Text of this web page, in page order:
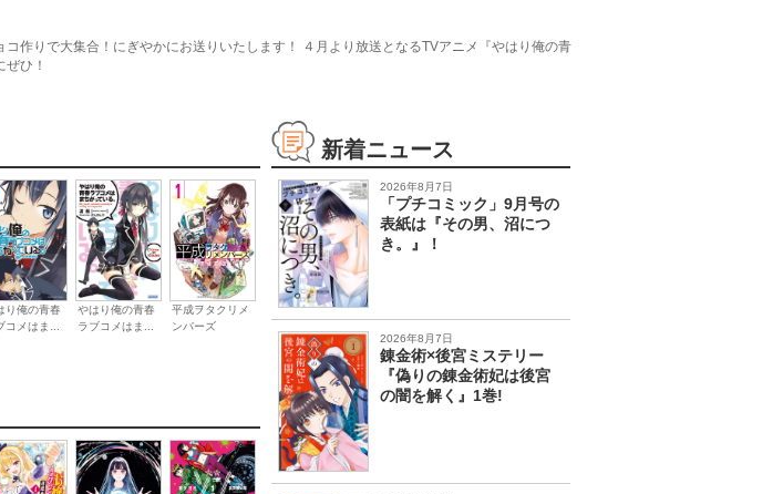
作りで大集合！にぎやかにお送りいたします！ ４月より放送となるTVアニメ『やはり俺の青
ひ！
り俺の青春
コメはま...
やはり俺の青春
ラブコメはま...
平成ヲタクリメ
ンバーズ
新着ニュース
2026年8月7日
「プチコミック」9月号の
表紙は『その男、沼につ
き。』！
2026年8月7日
錬金術×後宮ミステリー
『偽りの錬金術妃は後宮
の闇を解く』1巻!